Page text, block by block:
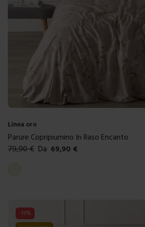
Linea oro
Parure Copripiumino In Raso Encanto
79,90€ Da 69,90 €
-13%